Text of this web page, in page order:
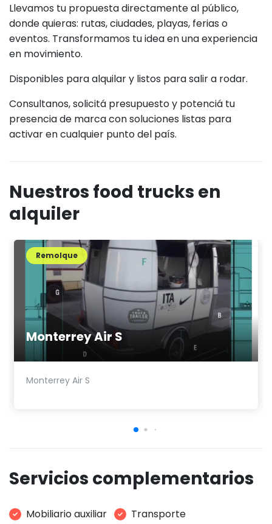
Llevamos tu propuesta directamente al público,
donde quieras: rutas, ciudades, playas, ferias o
eventos. Transformamos tu idea en una experiencia
en movimiento.
Disponibles para alquilar y listos para salir a rodar.
Consultanos, solicitá presupuesto y potenciá tu
presencia de marca con soluciones listas para
activar en cualquier punto del país.
Nuestros food trucks en
alquiler
Monterrey Air S
Remolque
Monterrey Air S
Servicios complementarios
Mobiliario auxiliar
Transporte